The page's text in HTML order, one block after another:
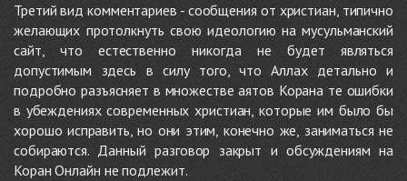
Третий вид комментариев - сообщения от христиан, типично
желающих протолкнуть свою идеологию на мусульманский
сайт, что естественно никогда не будет являться
допустимым здесь в силу того, что Аллах детально и
подробно разъясняет в множестве аятов Корана те ошибки
в убеждениях современных христиан, которые им было бы
хорошо исправить, но они этим, конечно же, заниматься не
собираются. Данный разговор закрыт и обсуждениям на
Коран Онлайн не подлежит.